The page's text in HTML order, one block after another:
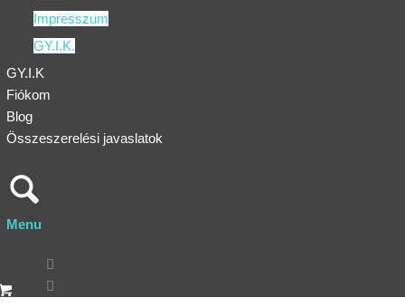
Impresszum
GY.I.K.
GY.I.K
Fiókom
Blog
Összeszerelési javaslatok
Menu